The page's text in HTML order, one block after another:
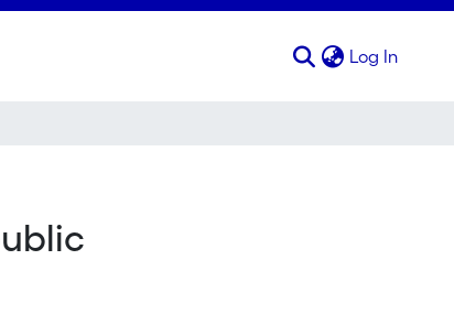
Log In